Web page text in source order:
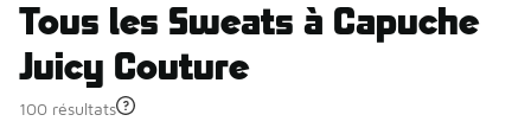
Tous les Sweats à Capuche
Juicy Couture
100 résultats